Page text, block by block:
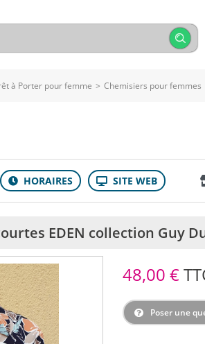
à Porter pour femme > Chemisiers pour femmes
EDEN collection Guy
48,00 €
Poser une